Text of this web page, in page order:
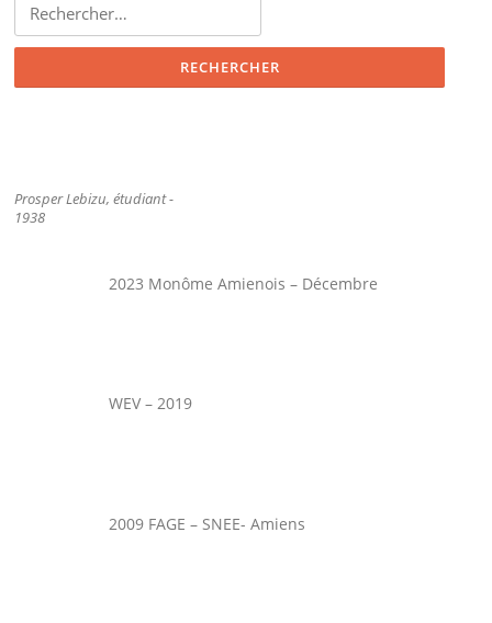
Prosper Lebizu, étudiant -
1938
2023 Monôme Amienois – Décembre
WEV – 2019
2009 FAGE – SNEE- Amiens